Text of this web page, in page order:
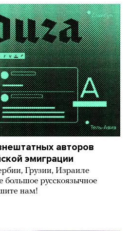
авторов
эмиграции
Грузии, Израиле
большое русскоязычное
нам!